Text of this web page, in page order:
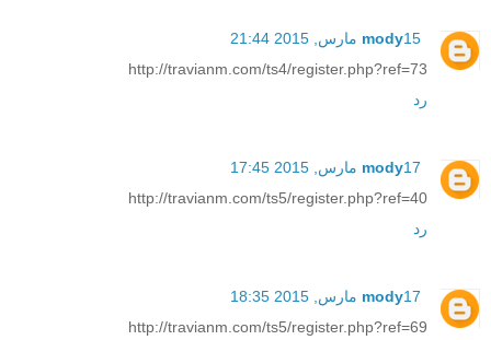
mody15 مارس, 2015 21:44
http://travianm.com/ts4/register.php?ref=73
رد
mody17 مارس, 2015 17:45
http://travianm.com/ts5/register.php?ref=40
رد
mody17 مارس, 2015 18:35
http://travianm.com/ts5/register.php?ref=69